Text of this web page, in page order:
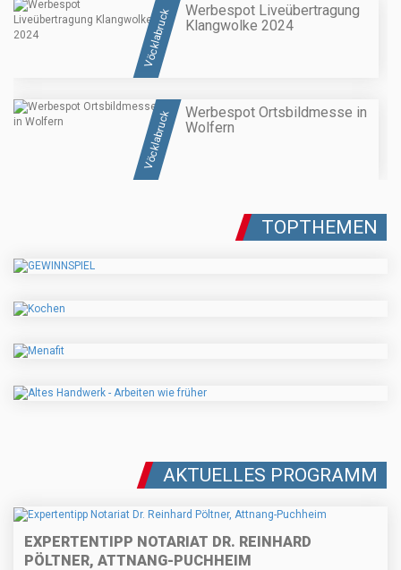
Vöcklabruck
Werbespot Liveübertragung
Klangwolke 2024
Vöcklabruck
Werbespot Ortsbildmesse in
Wolfern
TOPTHEMEN
AKTUELLES PROGRAMM
EXPERTENTIPP NOTARIAT DR. REINHARD
PÖLTNER, ATTNANG-PUCHHEIM